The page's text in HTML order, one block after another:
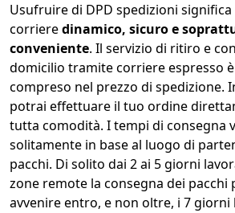
Usufruire di DPD spedizioni
corrieredinamico, sicuro e
conveniente. Il servizio di ritiro e
domicilio tramite corriere espresso
compreso nel prezzo di spedizione.
potrai effettuare il tuo ordine
tutta comodità. I tempi di consegna
solitamente in base al luogo di
pacchi. Di solito dai 2 ai 5 giorni
zone remote la consegna dei pacchi
avvenire entro, e non oltre, i 7 giorni